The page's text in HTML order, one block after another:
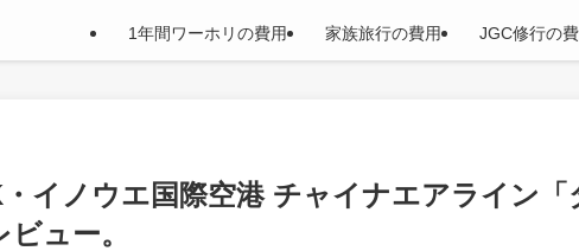
1年間ワーホリの費用 家族旅行の費用 JGC修行の
イノウエ国際空港 チャイナエアライン「
ュー。